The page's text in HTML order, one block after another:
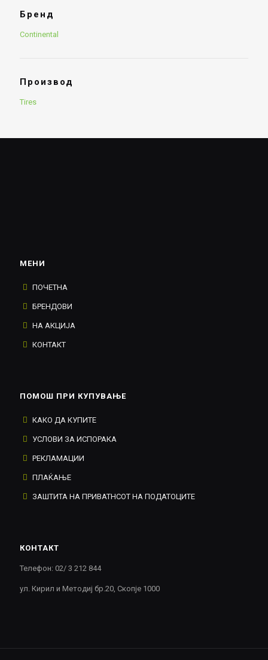
Бренд
Continental
Производ
Tires
МЕНИ
ПОЧЕТНА
БРЕНДОВИ
НА АКЦИЈА
КОНТАКТ
ПОМОШ ПРИ КУПУВАЊЕ
КАКО ДА КУПИТЕ
УСЛОВИ ЗА ИСПОРАКА
РЕКЛАМАЦИИ
ПЛАЌАЊЕ
ЗАШТИТА НА ПРИВАТНСОТ НА ПОДАТОЦИТЕ
КОНТАКТ
Телефон: 02/ 3 212 844
ул. Кирил и Методиј бр.20, Скопје 1000